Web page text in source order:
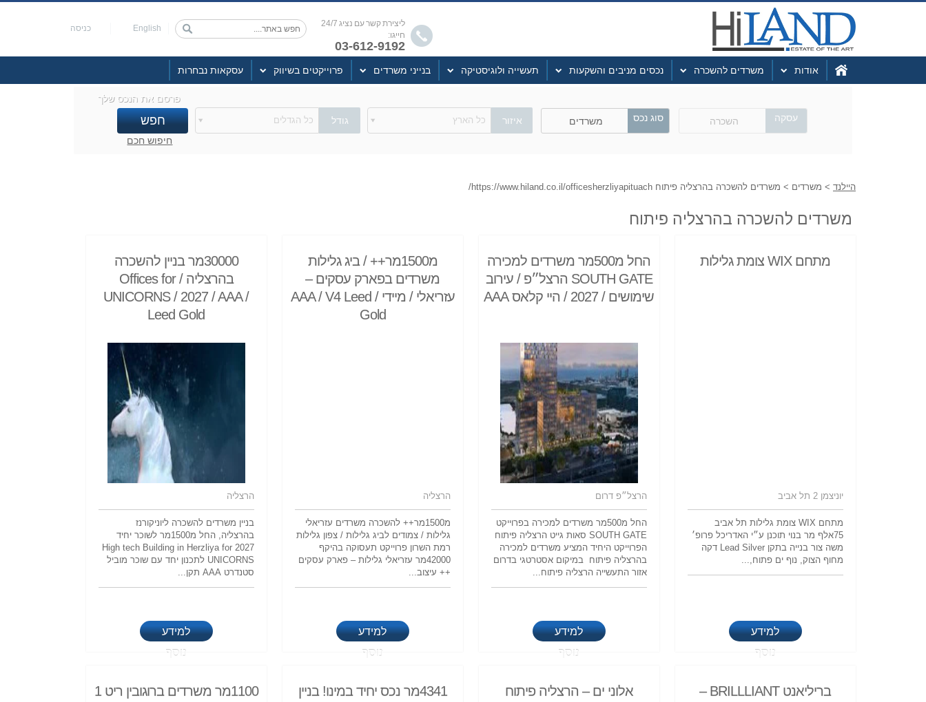
English כניסה
ליצירת קשר עם נציג 24/7
חייגו:
03-612-9192
אודות משרדים להשכרה נכסים מניבים והשקעות תעשייה ולוגיסטיקה בנייני משרדים פרוייקטים בשיווק עסקאות נבחרות
פרסם את הנכס שלך
השכרה עסקה משרדים סוג נכס איזור כל הארץ גודל כל הגדלים
חיפוש חכם
היילנד > משרדים > משרדים להשכרה בהרצליה פיתוח https://www.hiland.co.il/officesherzliyapituach/
משרדים להשכרה בהרצליה פיתוח
מתחם WIX צומת גלילות
יוניצמן 2 תל אביב
מתחם WIX צומת גלילות תל אביב
75אלף מר בנוי תוכנן ע״י האדריכל פרופ׳
משה צור בנייה בתקן Lead Silver דקה
מחוף הצוק, נוף ים פתוח,...
למידע
נוסף
החל מ500מר משרדים למכירה
SOUTH GATE הרצל״פ / עירוב
שימושים / 2027 / היי קלאס AAA
הרצל״פ דרום
החל מ500מר משרדים למכירה בפרוייקט
SOUTH GATE סאות גייט הרצליה פיתוח
הפרוייקט היחיד המציע משרדים למכירה
בהרצליה פיתוח במיקום אסטרטגי בדרום
אזור התעשייה הרצליה פיתוח...
למידע
נוסף
מ1500מר++ / ביג גלילות
משרדים בפארק עסקים –
עזריאלי / מיידי / AAA / V4 Leed
Gold
הרצליה
מ1500מר++ להשכרה משרדים עזריאלי
גלילות / צמודים לביג גלילות / צפון גלילות
רמת השרון פרוייקט תעסוקה בהיקף
42000מר עזריאלי גלילות – פארק עסקים
++ עיצוב...
למידע
נוסף
30000מר בניין להשכרה
בהרצליה / Offices for
UNICORNS / 2027 / AAA /
Leed Gold
הרצליה
בניין משרדים להשכרה ליוניקורנז
בהרצליה, החל מ1500מר לשוכר יחיד
2027 High tech Building in Herzliya for
UNICORNS לתכנון יחד עם שוכר מוביל
סטנדרט AAA תקן...
למידע
נוסף
בריליאנט BRILLLIANT –
אלוני ים – הרצליה פיתוח
4341מר נכס יחיד במינו! בניין
1100מר משרדים ברוגובין ריט 1